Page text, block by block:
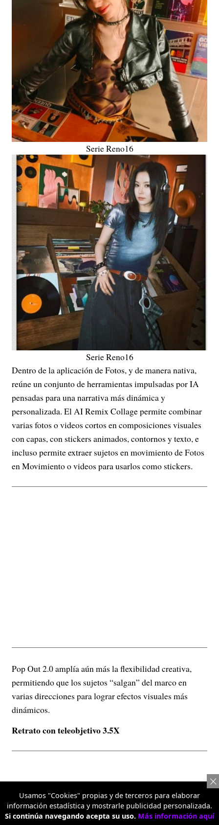
Serie Reno16
Serie Reno16
Dentro de la aplicación de Fotos, y de manera nativa,
reúne un conjunto de herramientas impulsadas por IA
pensadas para una narrativa más dinámica y
personalizada. El AI Remix Collage permite combinar
varias fotos o videos cortos en composiciones visuales
con capas, con stickers animados, contornos y texto, e
incluso permite extraer sujetos en movimiento de Fotos
en Movimiento o videos para usarlos como stickers.
Pop Out 2.0 amplía aún más la flexibilidad creativa,
permitiendo que los sujetos “salgan” del marco en
varias direcciones para lograr efectos visuales más
dinámicos.
Retrato con teleobjetivo 3.5X
Usamos "Cookies" propias y de terceros para elaborar
información estadística y mostrarle publicidad personalizada.
Si continúa navegando acepta su uso. Más información aquí